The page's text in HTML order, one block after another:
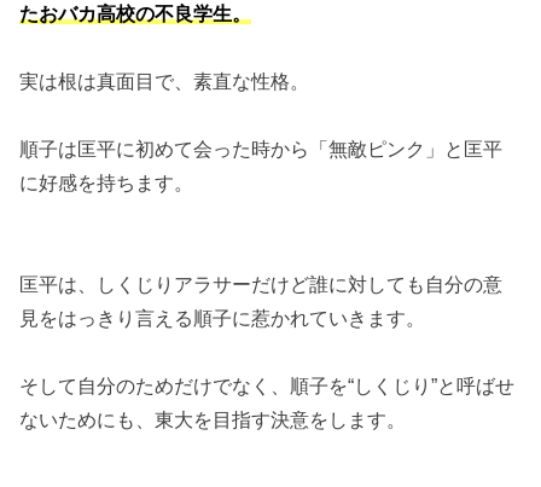
たおバカ高校の不良学生。
実は根は真面目で、素直な性格。
順子は匡平に初めて会った時から「無敵ピンク」と匡平
に好感を持ちます。
匡平は、しくじりアラサーだけど誰に対しても自分の意
見をはっきり言える順子に惹かれていきます。
そして自分のためだけでなく、順子を“しくじり”と呼ばせ
ないためにも、東大を目指す決意をします。